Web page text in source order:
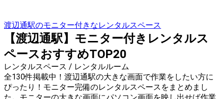
渡辺通駅のモニター付きなレンタルスペース
【渡辺通駅】モニター付きレンタルス
ペースおすすめTOP20
レンタルスペース / レンタルルーム
全130件掲載中！渡辺通駅の大きな画面で作業をしたい方に
ぴったり！モニター完備のレンタルスペースをまとめまし